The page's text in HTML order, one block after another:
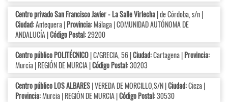
Centro privado San Francisco Javier - La Salle Virlecha| de Córdoba, s/n |
Ciudad:Antequera |Provincia:Málaga | COMUNIDAD AUTÓNOMA DE
ANDALUCÍA |Código Postal:29200
Centro público POLITÉCNICO| C/GRECIA, 56 |Ciudad:Cartagena |Provincia:
Murcia | REGIÓN DE MURCIA |Código Postal:30203
Centro público LOS ALBARES| VEREDA DE MORCILLO,S/N |Ciudad:Cieza |
Provincia:Murcia | REGIÓN DE MURCIA |Código Postal:30530